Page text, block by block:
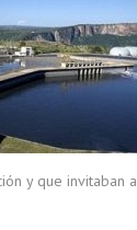
y que invitaban a